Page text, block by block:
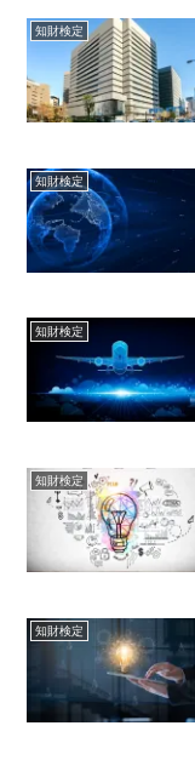
知財検定
知財検定
知財検定
知財検定
知財検定